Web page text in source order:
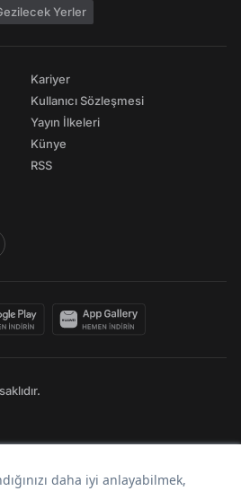
Yerler
Kariyer
Kullanıcı Sözleşmesi
Yayın İlkeleri
Künye
RSS